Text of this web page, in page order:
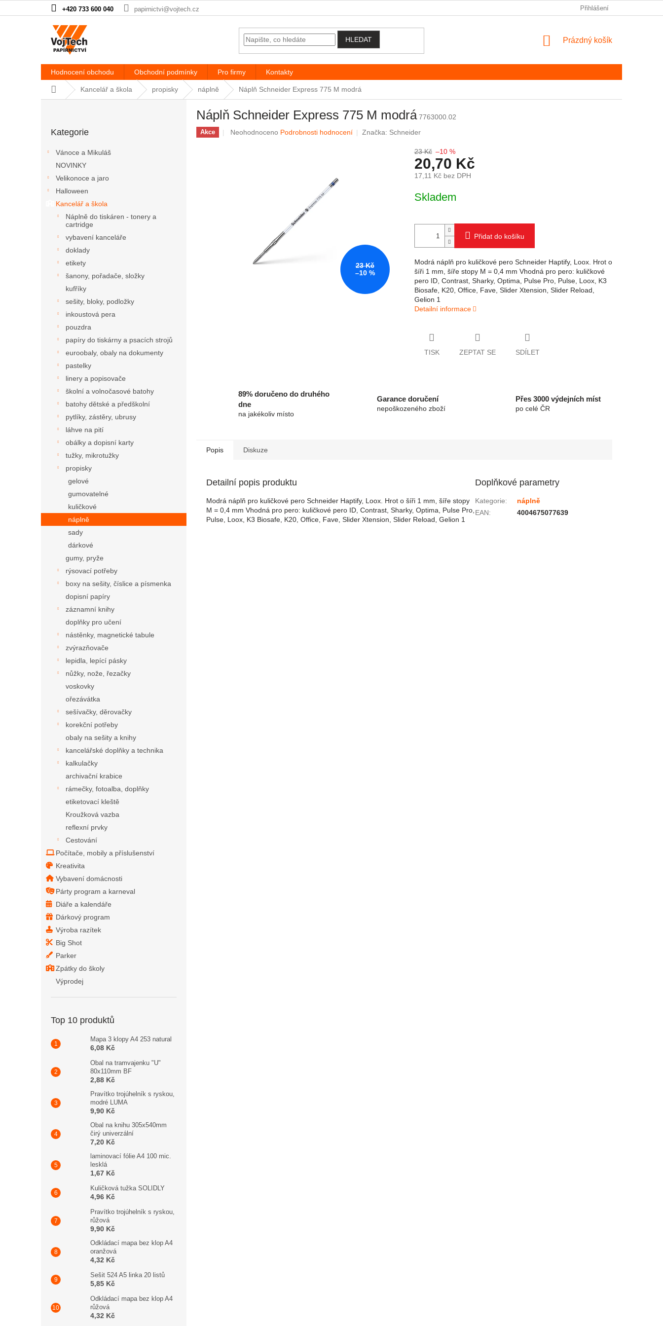
+420 733 600 040 papirnictvi@vojtech.cz Přihlášení
HLEDAT NÁKUPNÍ KOŠÍK
Prázdný košík
Hodnocení obchodu Obchodní podmínky Pro firmy Kontakty
Domů Kancelář a škola propisky náplně Náplň Schneider Express 775 M modrá
Kategorie
Vánoce a Mikuláš
NOVINKY
Velikonoce a jaro
Halloween
Kancelář a škola
Náplně do tiskáren - tonery a
cartridge
vybavení kanceláře
doklady
etikety
šanony, pořadače, složky
kufříky
sešity, bloky, podložky
inkoustová pera
pouzdra
papíry do tiskárny a psacích strojů
euroobaly, obaly na dokumenty
pastelky
linery a popisovače
školní a volnočasové batohy
batohy dětské a předškolní
pytlíky, zástěry, ubrusy
láhve na pití
obálky a dopisní karty
tužky, mikrotužky
propisky
gelové
gumovatelné
kuličkové
náplně
sady
dárkové
gumy, pryže
rýsovací potřeby
boxy na sešity, číslice a písmenka
dopisní papíry
záznamní knihy
doplňky pro učení
nástěnky, magnetické tabule
zvýrazňovače
lepidla, lepící pásky
nůžky, nože, řezačky
voskovky
ořezávátka
sešívačky, děrovačky
korekční potřeby
obaly na sešity a knihy
kancelářské doplňky a technika
kalkulačky
archivační krabice
rámečky, fotoalba, doplňky
etiketovací kleště
Kroužková vazba
reflexní prvky
Cestování
Počítače, mobily a příslušenství
Kreativita
Vybavení domácnosti
Párty program a karneval
Diáře a kalendáře
Dárkový program
Výroba razítek
Big Shot
Parker
Zpátky do školy
Výprodej
Top 10 produktů
Mapa 3 klopy A4 253 natural
6,08 Kč
Obal na tramvajenku "U"
80x110mm BF
2,88 Kč
Pravítko trojúhelník s ryskou,
modré LUMA
9,90 Kč
Obal na knihu 305x540mm
čirý univerzální
7,20 Kč
laminovací fólie A4 100 mic.
lesklá
1,67 Kč
Kuličková tužka SOLIDLY
4,96 Kč
Pravítko trojúhelník s ryskou,
růžová
9,90 Kč
Odkládací mapa bez klop A4
oranžová
4,32 Kč
Sešit 524 A5 linka 20 listů
5,85 Kč
Odkládací mapa bez klop A4
růžová
4,32 Kč
Náplň Schneider Express 775 M modrá 7763000.02
Akce Průměrné hodnocení produktu je 0,0 z 5 hvězdiček.
Neohodnoceno Podrobnosti hodnocení Značka: Schneider
23 Kč
–10 %
23 Kč –10 %
20,70 Kč
17,11 Kč bez DPH
Skladem
Přidat do košíku
Modrá náplň pro kuličkové pero Schneider Haptify, Loox. Hrot o
šíři 1 mm, šíře stopy M = 0,4 mm Vhodná pro pero: kuličkové
pero ID, Contrast, Sharky, Optima, Pulse Pro, Pulse, Loox, K3
Biosafe, K20, Office, Fave, Slider Xtension, Slider Reload,
Gelion 1
Detailní informace
TISK ZEPTAT SE SDÍLET
89% doručeno do druhého
dne
na jakékoliv místo
Garance doručení
nepoškozeného zboží
Přes 3000 výdejních míst
po celé ČR
Popis Diskuze
Detailní popis produktu
Modrá náplň pro kuličkové pero Schneider Haptify, Loox. Hrot o šíři 1 mm, šíře stopy
M = 0,4 mm Vhodná pro pero: kuličkové pero ID, Contrast, Sharky, Optima, Pulse Pro,
Pulse, Loox, K3 Biosafe, K20, Office, Fave, Slider Xtension, Slider Reload, Gelion 1
Doplňkové parametry
Kategorie:
náplně
EAN: 4004675077639